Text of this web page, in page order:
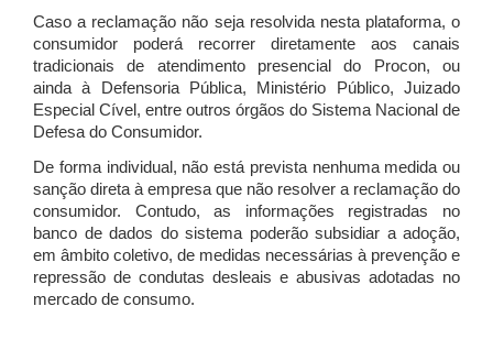
Caso a reclamação não seja resolvida nesta plataforma, o
consumidor poderá recorrer diretamente aos canais
tradicionais de atendimento presencial do Procon, ou
ainda à Defensoria Pública, Ministério Público, Juizado
Especial Cível, entre outros órgãos do Sistema Nacional de
Defesa do Consumidor.
De forma individual, não está prevista nenhuma medida ou
sanção direta à empresa que não resolver a reclamação do
consumidor. Contudo, as informações registradas no
banco de dados do sistema poderão subsidiar a adoção,
em âmbito coletivo, de medidas necessárias à prevenção e
repressão de condutas desleais e abusivas adotadas no
mercado de consumo.